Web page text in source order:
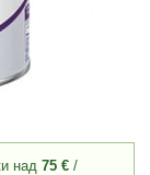
над 75 € /